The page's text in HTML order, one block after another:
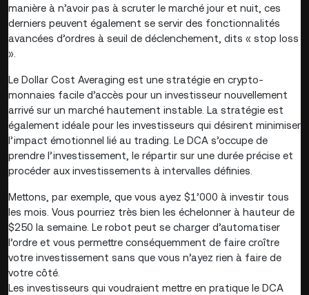
manière à n’avoir pas à scruter le marché jour et nuit, ces
derniers peuvent également se servir des fonctionnalités
avancées d’ordres à seuil de déclenchement, dits « stop loss
».
Le Dollar Cost Averaging est une stratégie en crypto-
monnaies facile d’accès pour un investisseur nouvellement
arrivé sur un marché hautement instable. La stratégie est
également idéale pour les investisseurs qui désirent minimiser
l’impact émotionnel lié au trading. Le DCA s’occupe de
prendre l’investissement, le répartir sur une durée précise et
procéder aux investissements à intervalles définies.
Mettons, par exemple, que vous ayez $1’000 à investir tous
les mois. Vous pourriez très bien les échelonner à hauteur de
$250 la semaine. Le robot peut se charger d’automatiser
l’ordre et vous permettre conséquemment de faire croître
votre investissement sans que vous n’ayez rien à faire de
votre côté.
Les investisseurs qui voudraient mettre en pratique le DCA